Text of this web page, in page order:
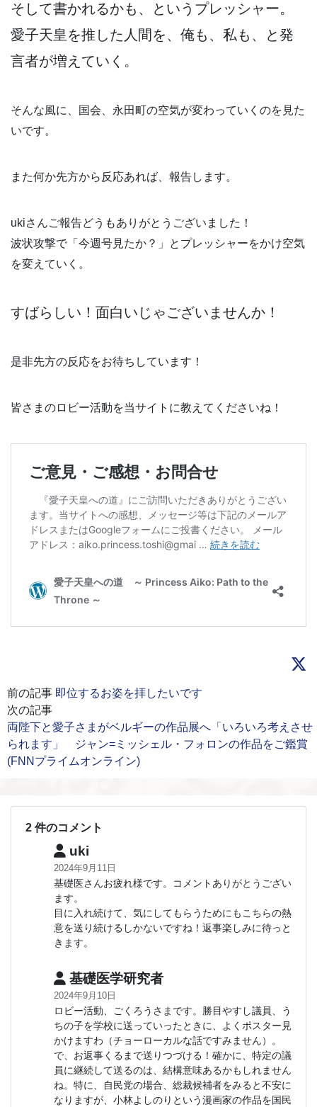
そして書かれるかも、というプレッシャー。
愛子天皇を推した人間を、俺も、私も、と発
言者が増えていく。
そんな風に、国会、永田町の空気が変わっていくのを見た
いです。
また何か先方から反応あれば、報告します。
ukiさんご報告どうもありがとうございました！
波状攻撃で「今週号見たか？」とプレッシャーをかけ空気
を変えていく。
すばらしい！面白いじゃございませんか！
是非先方の反応をお待ちしています！
皆さまのロビー活動を当サイトに教えてくださいね！
前の記事 即位するお姿を拝したいです
次の記事
両陛下と愛子さまがベルギーの作品展へ「いろいろ考えさせ
られます」 ジャン=ミッシェル・フォロンの作品をご鑑賞
(FNNプライムオンライン)
2 件のコメント
uki
2024年9月11日
基礎医さんお疲れ様です。コメントありがとうござい
ます。
目に入れ続けて、気にしてもらうためにもこちらの熱
意を送り続けるしかないですね！返事楽しみに待っと
きます。
基礎医学研究者
2024年9月10日
ロビー活動、ごくろうさまです。勝目やすし議員、う
ちの子を学校に送っていったときに、よくポスター見
かけますわ（チョーローカルな話ですみません）。
で、お返事くるまで送りつづける！確かに、特定の議
員に継続して送るのは、結構意味あるかもしれません
ね。特に、自民党の場合、総裁候補者をみると不安に
なりますが、小林よしのりという漫画家の作品を国民